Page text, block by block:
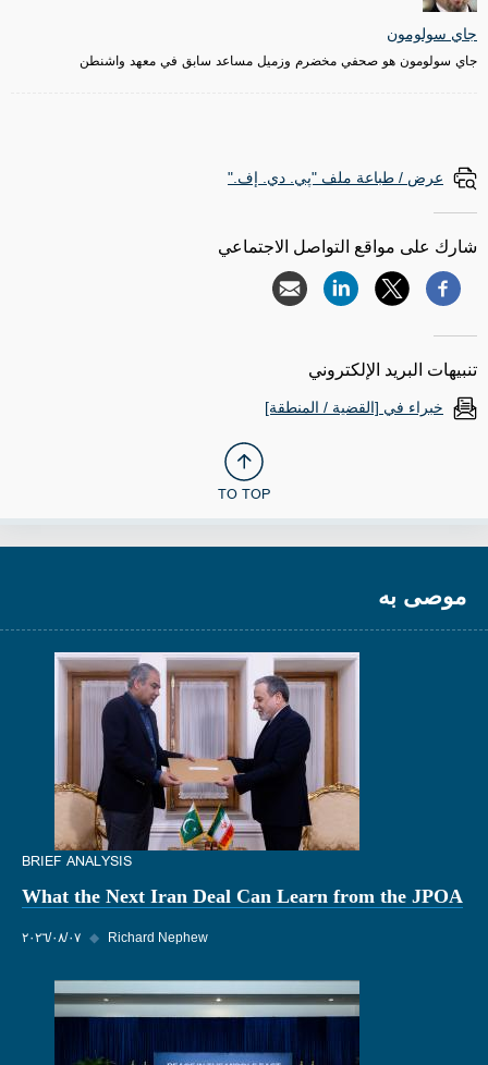
جاي سولومون
جاي سولومون هو صحفي مخضرم وزميل مساعد سابق في معهد واشنطن
عرض / طباعة ملف "پي. دي. إف."
شارك على مواقع التواصل الاجتماعي
تنبيهات البريد الإلكتروني
خبراء في [القضية / المنطقة]
TO TOP
موصى به
BRIEF ANALYSIS
What the Next Iran Deal Can Learn from the JPOA
٠٧‏/٠٨‏/٢٠٢٦ ◆ Richard Nephew